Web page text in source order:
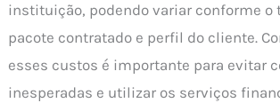
instituição, podendo variar conforme o
pacote contratado e perfil do cliente.
esses custos é importante para evitar
inesperadas e utilizar os serviços